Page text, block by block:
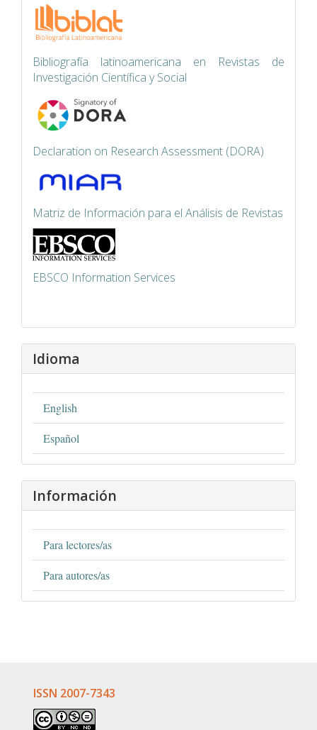
Bibliografía latinoamericana en Revistas de
Investigación Científica y Social
Declaration on Research Assessment (DORA)
Matriz de Información para el Análisis de Revistas
EBSCO Information Services
Idioma
English
Español
Información
Para lectores/as
Para autores/as
ISSN 2007-7343